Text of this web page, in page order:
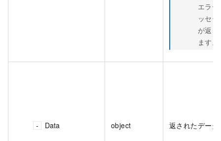
エラー
ッセ
が返さ
ます。
Data object 返されたデータ